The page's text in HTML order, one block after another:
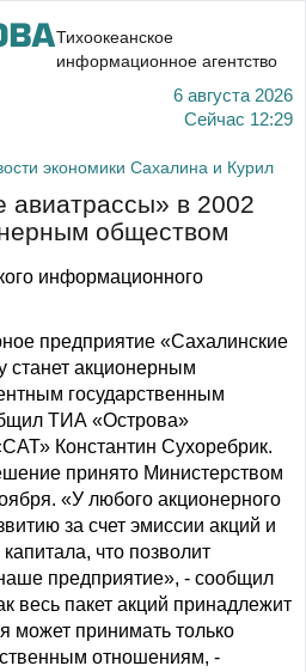
Тихоокеанское
информационное агентство
6 августа 2026
Сейчас 12:29
экономики Сахалина и Курил
авиатрассы» в 2002
обществом
информационного
предприятие «Сахалинские
станет акционерным
государственным
ТИА «Острова»
Константин Сухоребрик.
принято Министерством
«У любого акционерного
за счет эмиссии акций и
что позволит
предприятие», - сообщил
весь пакет акций принадлежит
может принимать только
отношениям, -